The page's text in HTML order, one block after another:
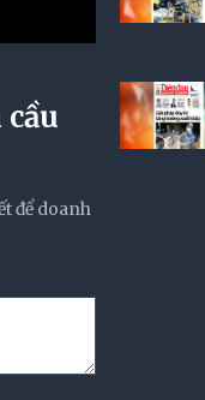
để doanh